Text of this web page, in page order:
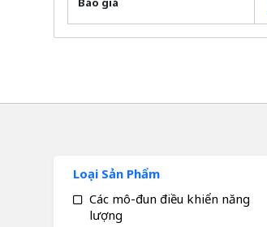
Loại Sản Phẩm
Các mô-đun điều khiển năng
lượng